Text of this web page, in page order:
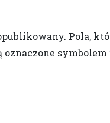
Pola,
oznaczone symbolem